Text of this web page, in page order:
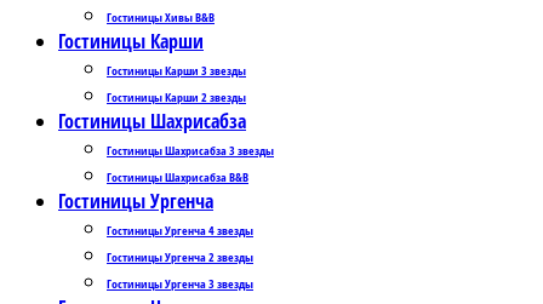
Гостиницы Хивы B&B
Гостиницы Карши
Гостиницы Карши 3 звезды
Гостиницы Карши 2 звезды
Гостиницы Шахрисабза
Гостиницы Шахрисабза 3 звезды
Гостиницы Шахрисабза B&B
Гостиницы Ургенча
Гостиницы Ургенча 4 звезды
Гостиницы Ургенча 2 звезды
Гостиницы Ургенча 3 звезды